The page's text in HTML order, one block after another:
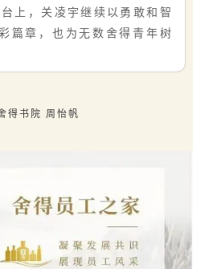
上，关凌宇继续以勇敢和智
篇章，也为无数舍得青年树
得书院 周怡帆